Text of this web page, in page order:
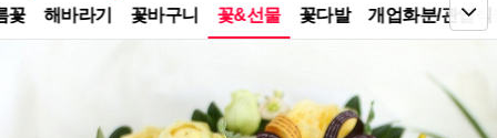
꽃 해바라기 꽃바구니 꽃&선물 꽃다발 개업화분/관엽식